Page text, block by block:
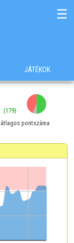
☰
JÁTÉKOK
(179)
pontszáma